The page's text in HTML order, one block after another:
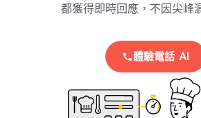
都獲得即時回應，不因尖峰
體驗電話 AI